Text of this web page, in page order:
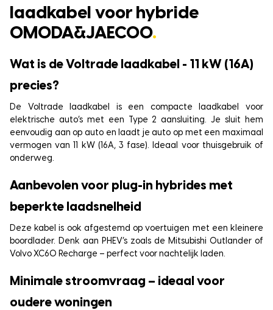
laadkabel voor hybride
OMODA&JAECOO.
Wat is de Voltrade laadkabel - 11 kW (16A)
precies?
De Voltrade laadkabel is een compacte laadkabel voor
elektrische auto’s met een Type 2 aansluiting. Je sluit hem
eenvoudig aan op auto en laadt je auto op met een maximaal
vermogen van 11 kW (16A, 3 fase). Ideaal voor thuisgebruik of
onderweg.
Aanbevolen voor plug-in hybrides met
beperkte laadsnelheid
Deze kabel is ook afgestemd op voertuigen met een kleinere
boordlader. Denk aan PHEV’s zoals de Mitsubishi Outlander of
Volvo XC60 Recharge – perfect voor nachtelijk laden.
Minimale stroomvraag – ideaal voor
oudere woningen